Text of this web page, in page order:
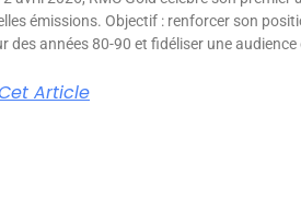
émissions. Objectif : renforcer son
des années 80-90 et fidéliser une audience
Article